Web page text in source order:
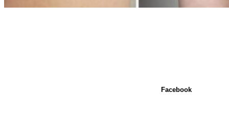
Facebook